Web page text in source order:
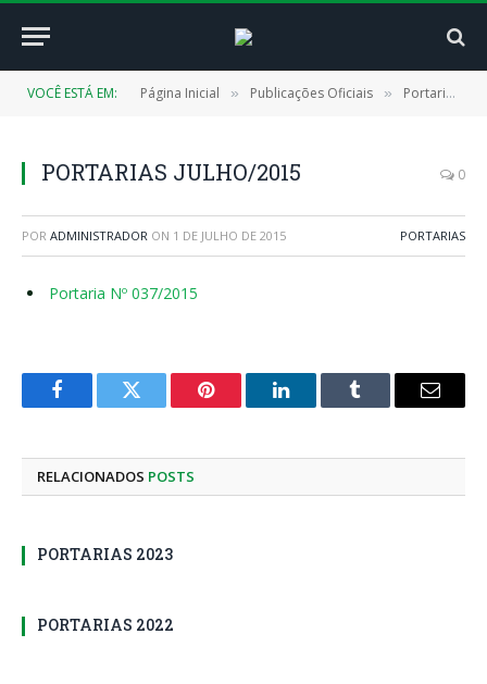
VOCÊ ESTÁ EM: Página Inicial » Publicações Oficiais » Portarias
PORTARIAS JULHO/2015 0
POR ADMINISTRADOR ON 1 DE JULHO DE 2015 PORTARIAS
Portaria Nº 037/2015
FacebookTwitter Pinterest LinkedInTumblr
E-
RELACIONADOS POSTS
PORTARIAS 2023
PORTARIAS 2022